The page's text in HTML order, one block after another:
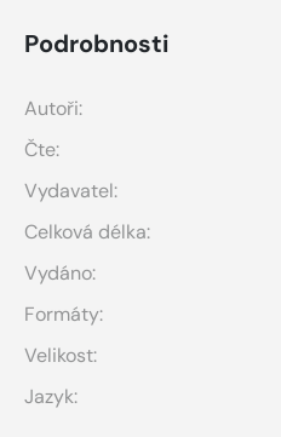
Podrobnosti
Autoři:
Čte:
Vydavatel:
Celková délka:
Vydáno:
Formáty:
Velikost:
Jazyk: